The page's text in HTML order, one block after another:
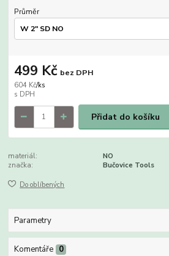
Průměr
604 Kč/ks
499 Kč bez DPH
Přidat do košíku
materiál:
NO
značka:
Bučovice Tools
Do oblíbených
Parametry
Komentáře 0